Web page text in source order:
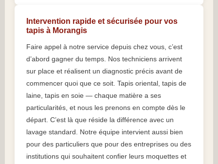
Intervention rapide et sécurisée pour vos
tapis à Morangis
Faire appel à notre service depuis chez vous, c’est
d’abord gagner du temps. Nos techniciens arrivent
sur place et réalisent un diagnostic précis avant de
commencer quoi que ce soit. Tapis oriental, tapis de
laine, tapis en soie — chaque matière a ses
particularités, et nous les prenons en compte dès le
départ. C’est là que réside la différence avec un
lavage standard. Notre équipe intervient aussi bien
pour des particuliers que pour des entreprises ou des
institutions qui souhaitent confier leurs moquettes et